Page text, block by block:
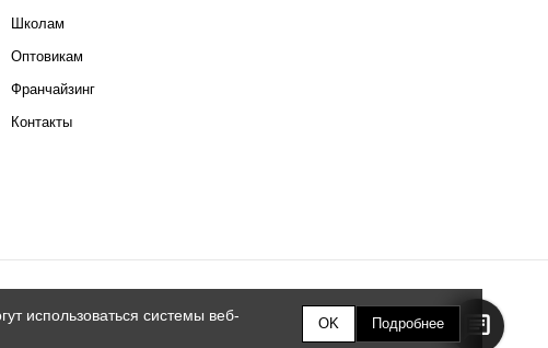
Школам
Оптовикам
Франчайзинг
Контакты
использоваться системы веб-
OK Подробнее